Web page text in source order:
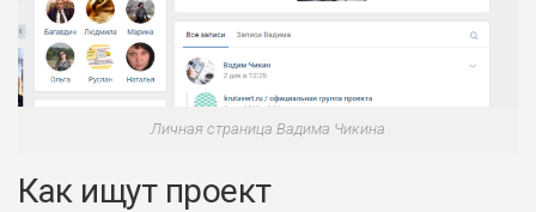
Личная страница Вадима Чикина
Как ищут проект